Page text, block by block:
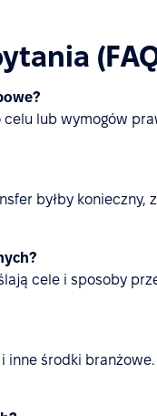
lub wymogów
byłby konieczny,
cele i sposoby
inne środki